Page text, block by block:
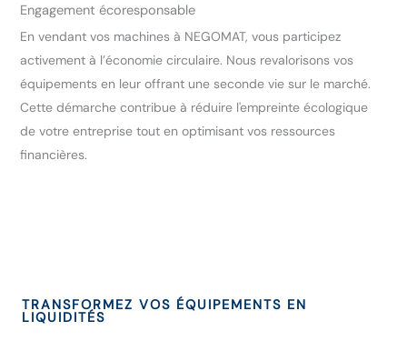
Engagement écoresponsable
En vendant vos machines à NEGOMAT, vous participez
activement à l’économie circulaire. Nous revalorisons vos
équipements en leur offrant une seconde vie sur le marché.
Cette démarche contribue à réduire l'empreinte écologique
de votre entreprise tout en optimisant vos ressources
financières.
TRANSFORMEZ VOS ÉQUIPEMENTS EN
LIQUIDITÉS